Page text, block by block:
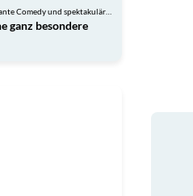
ganz besondere